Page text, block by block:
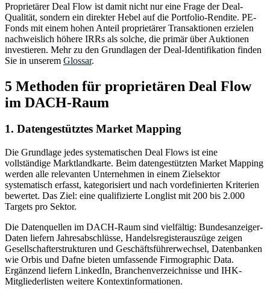
Proprietärer Deal Flow ist damit nicht nur eine Frage der Deal-
Qualität, sondern ein direkter Hebel auf die Portfolio-Rendite. PE-
Fonds mit einem hohen Anteil proprietärer Transaktionen erzielen
nachweislich höhere IRRs als solche, die primär über Auktionen
investieren. Mehr zu den Grundlagen der Deal-Identifikation finden
Sie in unserem Glossar.
5 Methoden für proprietären Deal Flow
im DACH-Raum
1. Datengestütztes Market Mapping
Die Grundlage jedes systematischen Deal Flows ist eine
vollständige Marktlandkarte. Beim datengestützten Market Mapping
werden alle relevanten Unternehmen in einem Zielsektor
systematisch erfasst, kategorisiert und nach vordefinierten Kriterien
bewertet. Das Ziel: eine qualifizierte Longlist mit 200 bis 2.000
Targets pro Sektor.
Die Datenquellen im DACH-Raum sind vielfältig: Bundesanzeiger-
Daten liefern Jahresabschlüsse, Handelsregisterauszüge zeigen
Gesellschafterstrukturen und Geschäftsführerwechsel, Datenbanken
wie Orbis und Dafne bieten umfassende Firmographic Data.
Ergänzend liefern LinkedIn, Branchenverzeichnisse und IHK-
Mitgliederlisten weitere Kontextinformationen.